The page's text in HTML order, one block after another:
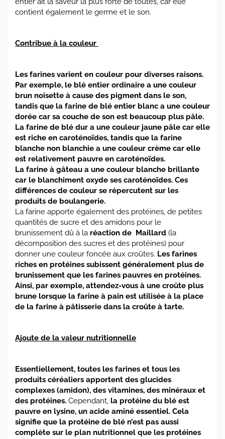
contient également le germe et le son.
Contribue à la couleur
Les farines varient en couleur pour diverses raisons.
Par exemple, le blé entier ordinaire a une couleur
brun noisette à cause des pigment dans le son,
tandis que la farine de blé entier blanc a une couleur
dorée car sa couche de son est beaucoup plus pâle.
La farine de blé dur a une couleur jaune pâle car elle
est riche en caroténoïdes, tandis que la farine
blanche non blanchie a une couleur crème car elle
est relativement pauvre en caroténoïdes.
La farine à gâteau a une couleur blanche brillante
car le blanchiment oxyde ses caroténoïdes. Ces
différences de couleur se répercutent sur les
produits de boulangerie.
La farine apporte également des protéines, de petites
quantités de sucre et des amidons pour le
brunissement dû à la réaction de Maillard (la
décomposition des sucres et des protéines) pour
donner une couleur foncée aux croûtes. Les farines
riches en protéines subissent généralement plus de
brunissement que les farines pauvres en protéines.
Ainsi, par exemple, attendez-vous à une croûte plus
brune lorsque la farine à pain est utilisée à la place
de la farine à pâtisserie dans la croûte à tarte.
Ajoute de la valeur nutritionnelle
Essentiellement, toutes les farines et tous les
produits céréaliers apportent des glucides
complexes (amidon), des vitamines, des minéraux et
des protéines. Cependant, la protéine du blé est
pauvre en lysine, un acide aminé essentiel. Cela
signifie que la protéine de blé n’est pas aussi
complète sur le plan nutritionnel que les protéines